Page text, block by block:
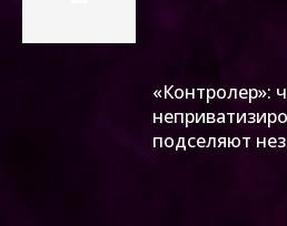
«Контролер»:
подселяют